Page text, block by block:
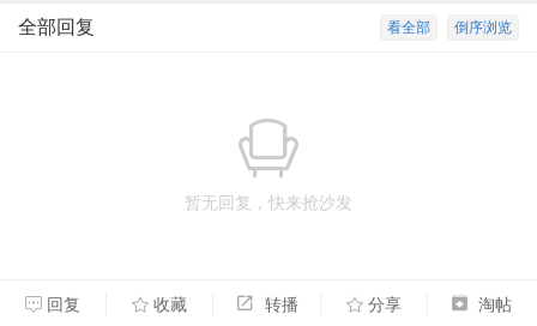
倒序浏览
看全部
全部回复
暂无回复，快来抢沙发
回复 收藏 转播 分享 淘帖